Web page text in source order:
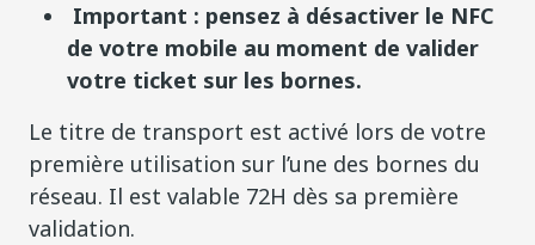
Important : pensez à désactiver le NFC
de votre mobile au moment de valider
votre ticket sur les bornes.
Le titre de transport est activé lors de votre
première utilisation sur l’une des bornes du
réseau. Il est valable 72H dès sa première
validation.